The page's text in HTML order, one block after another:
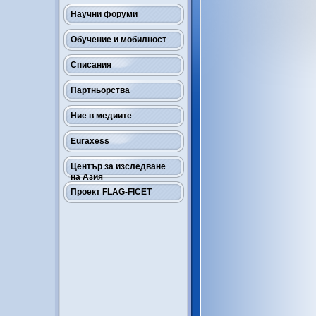
Научни форуми
Обучение и мобилност
Списания
Партньорства
Ние в медиите
Euraxess
Център за изследване
на Азия
Проект FLAG-FICET